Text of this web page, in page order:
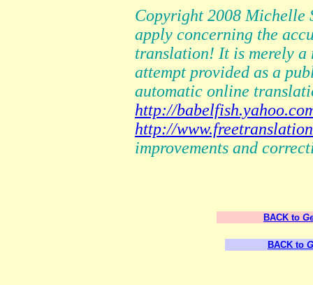
Copyright 2008 Michelle
apply concerning the
translation! It is merely a
attempt provided as a
automatic online
http://
http://
improvements and
BACK to
BACK to